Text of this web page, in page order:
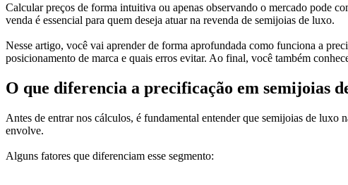
Calcular preços de forma intuitiva ou apenas observando o mercado pode
venda é essencial para quem deseja atuar na revenda de semijoias de luxo.
Nesse artigo, você vai aprender de forma aprofundada como funciona a
posicionamento de marca e quais erros evitar. Ao final, você também
O que diferencia a precificação em semijoias
Antes de entrar nos cálculos, é fundamental entender que semijoias de luxo
envolve.
Alguns fatores que diferenciam esse segmento: